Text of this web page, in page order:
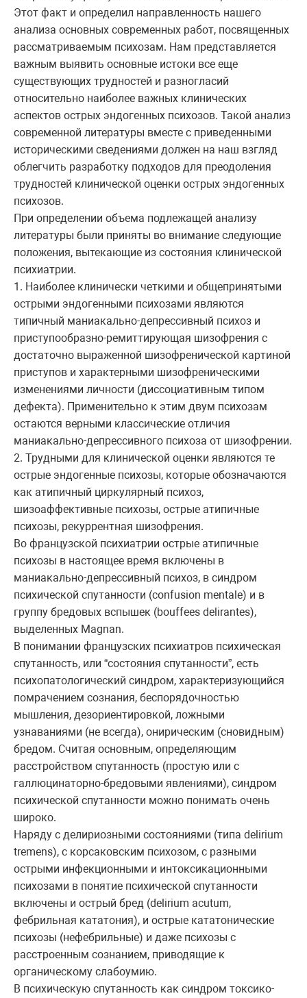
Этот факт и определил направленность нашего
анализа основных современных работ, посвященных
рассматриваемым психозам. Нам представляется
важным выявить основные истоки все еще
существующих трудностей и разногласий
относительно наиболее важных клинических
аспектов острых эндогенных психозов. Такой анализ
современной литературы вместе с приведенными
историческими сведениями должен на наш взгляд
облегчить разработку подходов для преодоления
трудностей клинической оценки острых эндогенных
психозов.
При определении объема подлежащей анализу
литературы были приняты во внимание следующие
положения, вытекающие из состояния клинической
психиатрии.
1. Наиболее клинически четкими и общепринятыми
острыми эндогенными психозами являются
типичный маниакально-депрессивный психоз и
приступообразно-ремиттирующая шизофрения с
достаточно выраженной шизофренической картиной
приступов и характерными шизофреническими
изменениями личности (диссоциативным типом
дефекта). Применительно к этим двум психозам
остаются верными классические отличия
маниакально-депрессивного психоза от шизофрении.
2. Трудными для клинической оценки являются те
острые эндогенные психозы, которые обозначаются
как атипичный циркулярный психоз,
шизоаффективные психозы, острые атипичные
психозы, рекуррентная шизофрения.
Во французской психиатрии острые атипичные
психозы в настоящее время включены в
маниакально-депрессивный психоз, в синдром
психической спутанности (confusion mentale) и в
группу бредовых вспышек (bоuffees delirantes),
выделенных Magnan.
В понимании французских психиатров психическая
спутанность, или “состояния спутанности”, есть
психопатологический синдром, характеризующийся
помрачением сознания, беспорядочностью
мышления, дезориентировкой, ложными
узнаваниями (не всегда), онирическим (сновидным)
бредом. Считая основным, определяющим
расстройством спутанность (простую или с
галлюцинаторно-бредовыми явлениями), синдром
психической спутанности можно понимать очень
широко.
Наряду с делириозными состояниями (типа delirium
tremens), с корсаковским психозом, с разными
острыми инфекционными и интоксикационными
психозами в понятие психической спутанности
включены и острый бред (delirium acutum,
фебрильная кататония), и острые кататонические
психозы (нефебрильные) и даже психозы с
расстроенным сознанием, приводящие к
органическому слабоумию.
В психическую спутанность как синдром токсико-